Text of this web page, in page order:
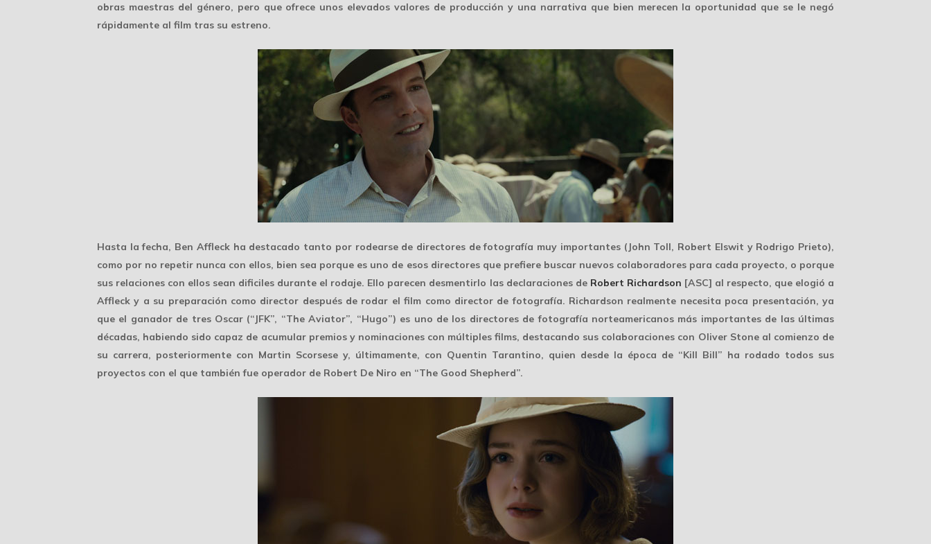
obras maestras del género, pero que ofrece unos elevados valores de producción y una narrativa que bien merecen la oportunidad que se le negó
rápidamente al film tras su estreno.
Hasta la fecha, Ben Affleck ha destacado tanto por rodearse de directores de fotografía muy importantes(John Toll, Robert Elswit y Rodrigo Prieto),
como por no repetir nunca con ellos, bien sea porque es uno de esos directores que prefiere buscar nuevos colaboradores para cada proyecto, o porque
sus relaciones con ellos sean dificiles durante el rodaje. Ello parecen desmentirlo las declaraciones de Robert Richardson [ASC] al respecto, que elogió a
Affleck y a su preparación como director después de rodar el film como director de fotografía. Richardson realmente necesita poca presentación, ya
que el ganador de tres Oscar (“JFK”, “The Aviator”, “Hugo”) es uno de los directores de fotografía norteamericanos más importantes de las últimas
décadas, habiendo sido capaz de acumular premios y nominaciones con múltiples films, destacando sus colaboraciones con Oliver Stoneal comienzo de
su carrera, posteriormente con Martin Scorsese y, últimamente, con Quentin Tarantino, quien desde la época de “Kill Bill” ha rodado todos sus
proyectos con el que también fue operador de Robert De Niro en “The Good Shepherd”.